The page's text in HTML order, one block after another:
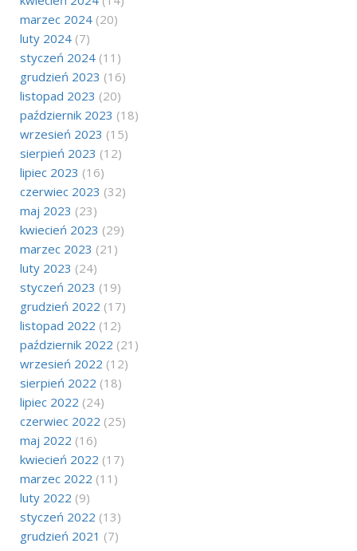
marzec 2024 (20)
luty 2024 (7)
styczeń 2024 (11)
grudzień 2023 (16)
listopad 2023 (20)
październik 2023 (18)
wrzesień 2023 (15)
sierpień 2023 (12)
lipiec 2023 (16)
czerwiec 2023 (32)
maj 2023 (23)
kwiecień 2023 (29)
marzec 2023 (21)
luty 2023 (24)
styczeń 2023 (19)
grudzień 2022 (17)
listopad 2022 (12)
październik 2022 (21)
wrzesień 2022 (12)
sierpień 2022 (18)
lipiec 2022 (24)
czerwiec 2022 (25)
maj 2022 (16)
kwiecień 2022 (17)
marzec 2022 (11)
luty 2022 (9)
styczeń 2022 (13)
grudzień 2021 (7)